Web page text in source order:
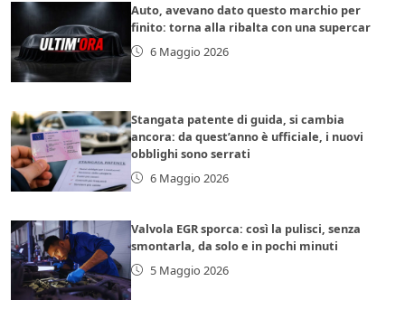
Auto, avevano dato questo marchio per
finito: torna alla ribalta con una supercar
6 Maggio 2026
Stangata patente di guida, si cambia
ancora: da quest’anno è ufficiale, i nuovi
obblighi sono serrati
6 Maggio 2026
Valvola EGR sporca: così la pulisci, senza
smontarla, da solo e in pochi minuti
5 Maggio 2026